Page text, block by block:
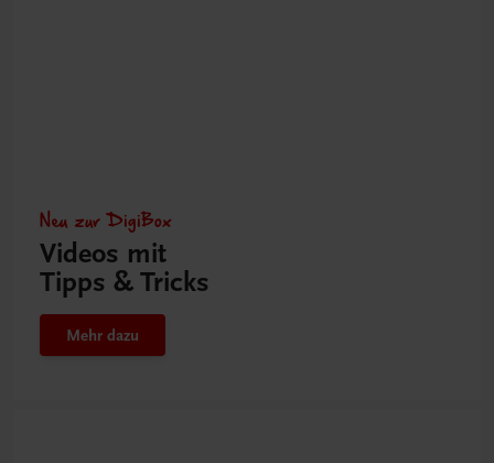
Neu zur DigiBox
Videos mit
Tipps & Tricks
Mehr dazu